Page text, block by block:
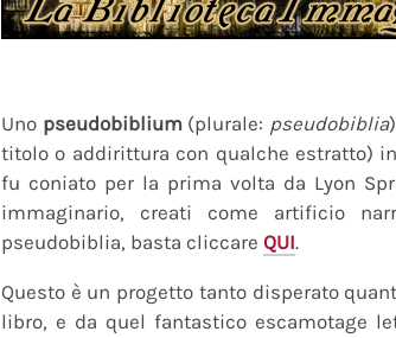
Uno pseudobiblium(plurale: pseudobiblia
titolo o addirittura con qualche estratto)
fu coniato per la prima volta da Lyon
immaginario, creati come artificio
pseudobiblia, basta cliccare QUI.
Questo è un progetto tanto disperato
libro, e da quel fantastico escamotage